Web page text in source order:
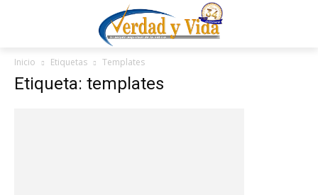
Inicio Etiquetas Templates
Etiqueta: templates